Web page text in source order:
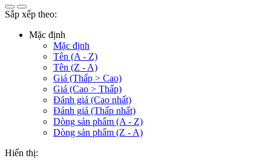
Sắp xếp theo:
Mặc định
Mặc định
Tên (A - Z)
Tên (Z - A)
Giá (Thấp > Cao)
Giá (Cao > Thấp)
Đánh giá (Cao nhất)
Đánh giá (Thấp nhất)
Dòng sản phẩm (A - Z)
Dòng sản phẩm (Z - A)
Hiển thị: